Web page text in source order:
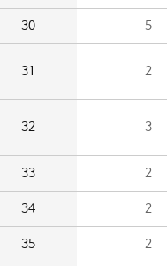
30 5
31 2
32 3
33 2
34 2
35 2